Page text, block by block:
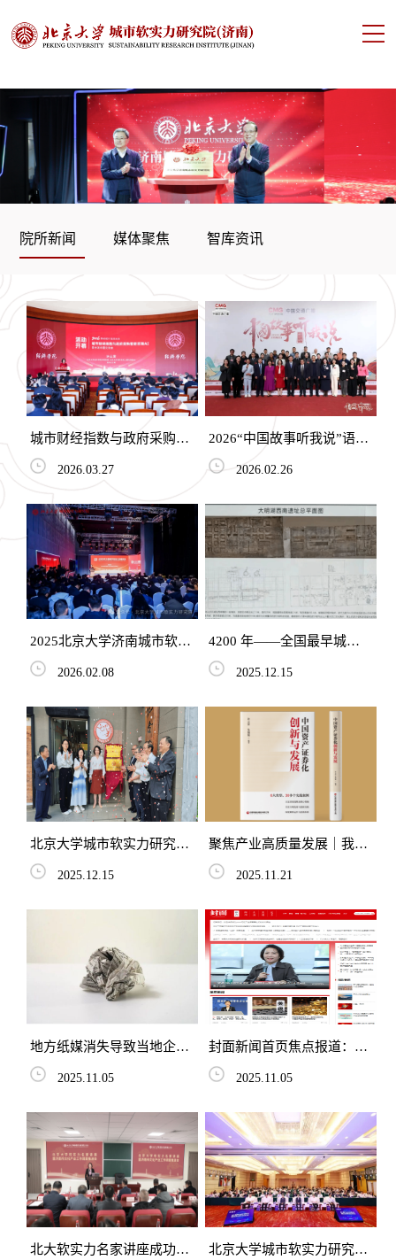
院所新闻 媒体聚焦 智库资讯
城市财经指数与政府采购智
能咨询AI联合发布暨交流会
在北京大学经济学院举行
2026.03.27
2026“中国故事听我说”语言
艺术展演全国宣传推介会在
京举行2026.02.26
2025北京大学济南城市软实
力研究院创新成果发布会顺
利举办 多项创新成果落地
2026.02.08
4200 年——全国最早城区
建城史！济南软实力提升的
发展新构想！
2025.12.15
北京大学城市软实力研究院
与林连玉基金共建东南亚合
作平台 擘画中马人文交流
2025.12.15
聚焦产业高质量发展｜我院
发布《中国资产证券化创新
与发展》研究成果
2025.11.21
地方纸媒消失导致当地企业
贷款成本上升？丨学术光华
2025.11.05
封面新闻首页焦点报道：我
院院长接受专访，解读政府
债务管理新变革
2025.11.05
北大软实力名家讲座成功举
北京大学城市软实力研究院